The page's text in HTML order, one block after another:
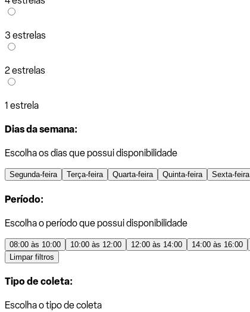
3 estrelas
2 estrelas
1 estrela
Dias da semana:
Escolha os dias que possui disponibilidade
Segunda-feira Terça-feira Quarta-feira Quinta-feira Sexta-feira
Período:
Escolha o período que possui disponibilidade
08:00 às 10:00 10:00 às 12:00 12:00 às 14:00 14:00 às 16:00
Limpar filtros
Tipo de coleta:
Escolha o tipo de coleta